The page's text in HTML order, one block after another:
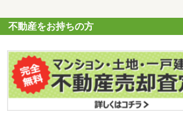
不動産をお持ちの方